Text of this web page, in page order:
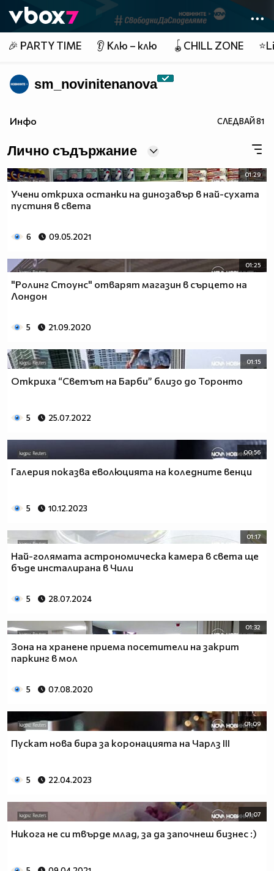
👾
🎉 PARTY TIME 👂 Клю – клю 🪀CHILL ZONE
sm_novinitenanova
Инфо СЛЕДВАЙ81
Лично съдържание
01:29
Учени откриха останки на динозавър в най-сухата
пустиня в света
6 09.05.2021
01:25
"Ролинг Стоунс" отварят магазин в сърцето на
Лондон
5 21.09.2020
01:15
Откриха “Светът на Барби” близо до Торонто
5 25.07.2022
00:56
Галерия показва еволюцията на коледните венци
5 10.12.2023
01:17
Най-голямата астрономическа камера в света ще
бъде инсталирана в Чили
5 28.07.2024
01:32
Зона на хранене приема посетители на закрит
паркинг в мол
5 07.08.2020
01:09
Пускат нова бира за коронацията нa Чарлз III
5 22.04.2023
01:07
Никога не си твърде млад, за да започнеш бизнес :)